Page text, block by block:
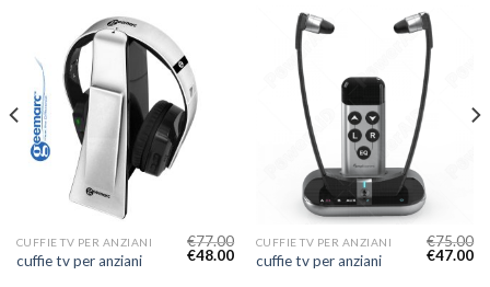
CUFFIE TV PER ANZIANI
cuffie tv per anziani
€77.00
€48.00
CUFFIE TV PER ANZIANI
cuffie tv per anziani
€75.00
€47.00